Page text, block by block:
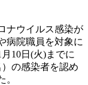
ナウイルス感染が
病院職員を対象に
10日(火)までに
の感染者を認め
。